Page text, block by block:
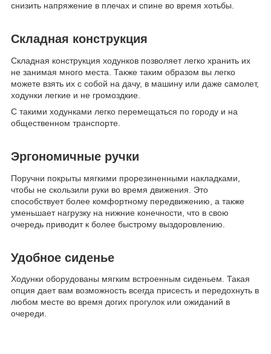
снизить напряжение в плечах и спине во время хотьбы.
Складная конструкция
Складная конструкция ходунков позволяет легко хранить их
не занимая много места. Также таким образом вы легко
можете взять их с собой на дачу, в машину или даже самолет,
ходунки легкие и не громоздкие.
С такими ходунками легко перемещаться по городу и на
общественном транспорте.
Эргономичные ручки
Поручни покрыты мягкими прорезиненными накладками,
чтобы не скользили руки во время движения. Это
способствует более комфортному передвижению, а также
уменьшает нагрузку на нижние конечности, что в свою
очередь приводит к более быстрому выздоровлению.
Удобное сиденье
Ходунки оборудованы мягким встроенным сиденьем. Такая
опция дает вам возможность всегда присесть и передохнуть в
любом месте во время догих прогулок или ожиданий в
очереди.